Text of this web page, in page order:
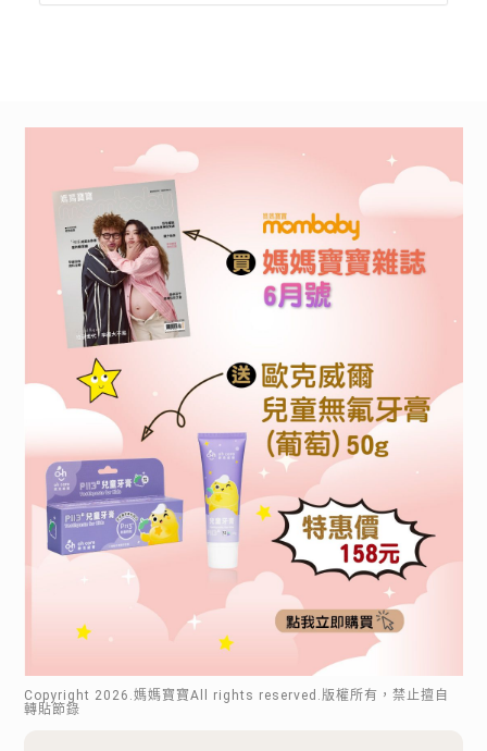
Copyright 2026 .媽媽寶寶All rights reserved.版權所有，禁止擅自
轉貼節錄